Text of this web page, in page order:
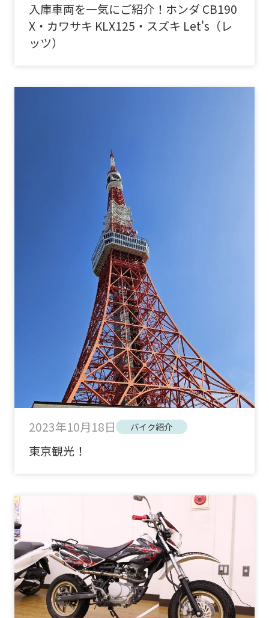
入庫車両を一気にご紹介！ホンダ CB190
X・カワサキ KLX125・スズキ Let's（レ
ッツ）
2023年10月18日 バイク紹介
東京観光！